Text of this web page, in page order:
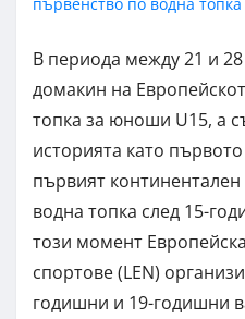
В периода между 21 и
домакин на
топка за юноши U15, а
историята като
първият
водна топка след 15-
този момент
спортове (LEN)
годишни и 19-годишни